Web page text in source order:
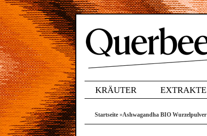
KRÄUTER EXTRAKTE
Startseite »Ashwagandha BIO Wurzelpulver